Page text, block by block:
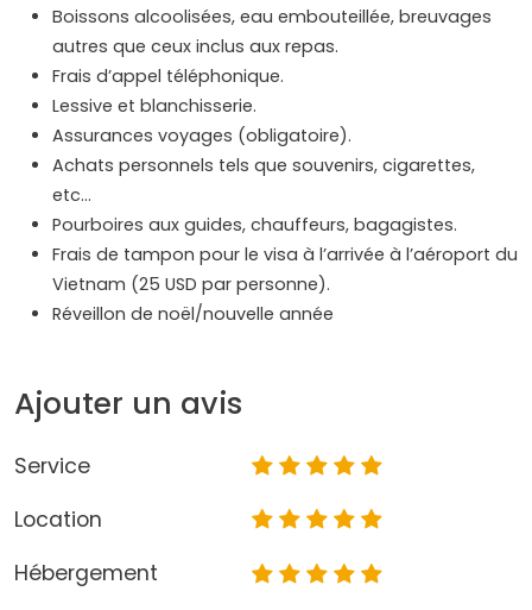
Boissons alcoolisées, eau embouteillée, breuvages
autres que ceux inclus aux repas.
Frais d’appel téléphonique.
Lessive et blanchisserie.
Assurances voyages (obligatoire).
Achats personnels tels que souvenirs, cigarettes,
etc…
Pourboires aux guides, chauffeurs, bagagistes.
Frais de tampon pour le visa à l’arrivée à l’aéroport du
Vietnam (25 USD par personne).
Réveillon de noël/nouvelle année
Ajouter un avis
Service
Location
Hébergement